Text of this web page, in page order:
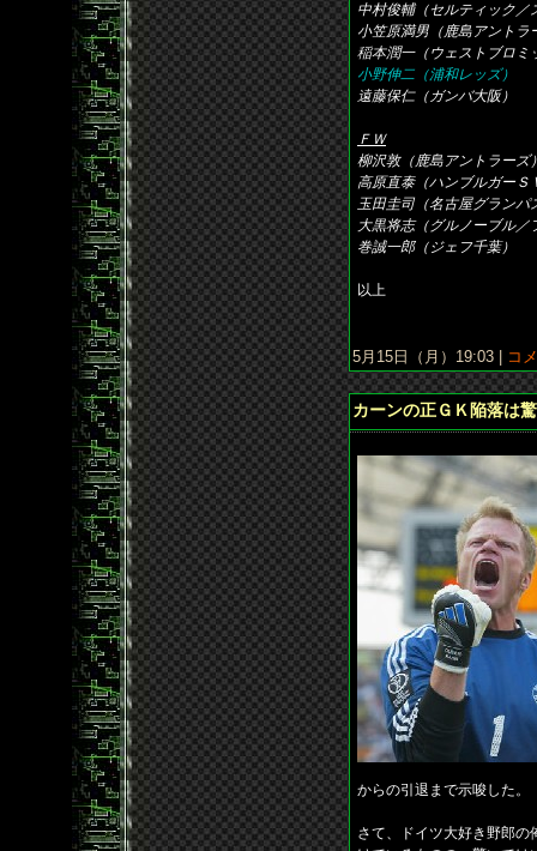
中村俊輔（セルティック／
小笠原満男（鹿島アントラ
稲本潤一（ウェストブロミ
小野伸二（浦和レッズ）
遠藤保仁（ガンバ大阪）
ＦＷ
柳沢敦（鹿島アントラーズ
高原直泰（ハンブルガーＳ
玉田圭司（名古屋グランパ
大黒将志（グルノーブル／
巻誠一郎（ジェフ千葉）
以上
5月15日（月）19:03 | コ
カーンの正ＧＫ陥落は
からの引退まで示唆した。
さて、ドイツ大好き野郎